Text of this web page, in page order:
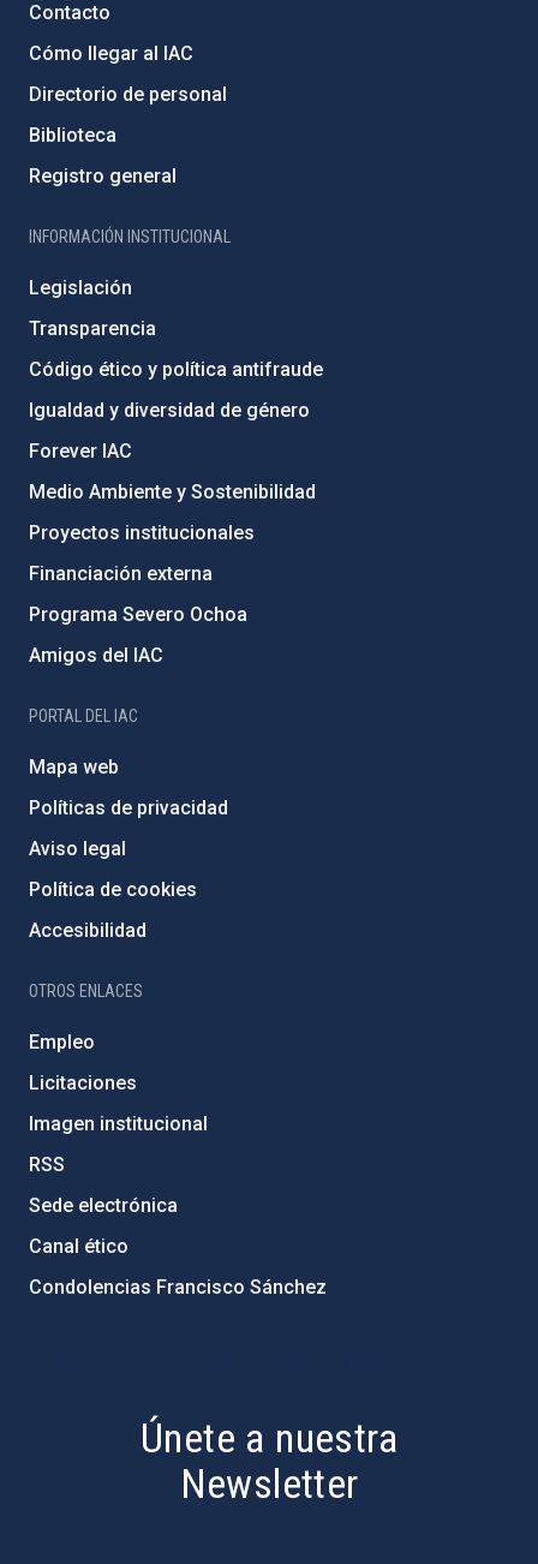
Contacto
Cómo llegar al IAC
Directorio de personal
Biblioteca
Registro general
INFORMACIÓN INSTITUCIONAL
Legislación
Transparencia
Código ético y política antifraude
Igualdad y diversidad de género
Forever IAC
Medio Ambiente y Sostenibilidad
Proyectos institucionales
Financiación externa
Programa Severo Ochoa
Amigos del IAC
PORTAL DEL IAC
Mapa web
Políticas de privacidad
Aviso legal
Política de cookies
Accesibilidad
OTROS ENLACES
Empleo
Licitaciones
Imagen institucional
RSS
Sede electrónica
Canal ético
Condolencias Francisco Sánchez
Únete a nuestra
Newsletter